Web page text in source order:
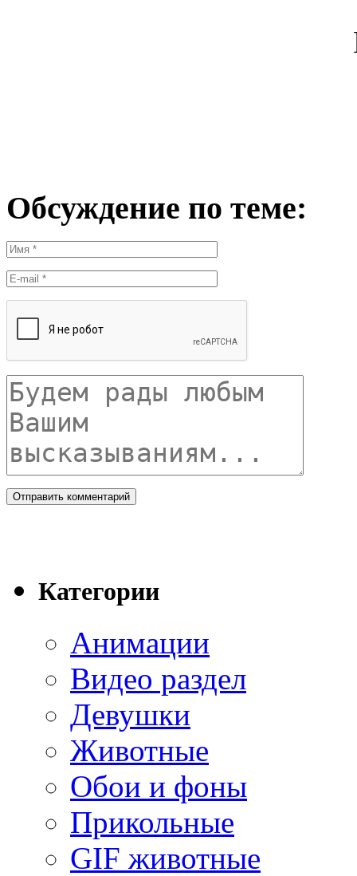
Обсуждение по теме:
Категории
Анимации
Видео раздел
Девушки
Животные
Обои и фоны
Прикольные
GIF животные